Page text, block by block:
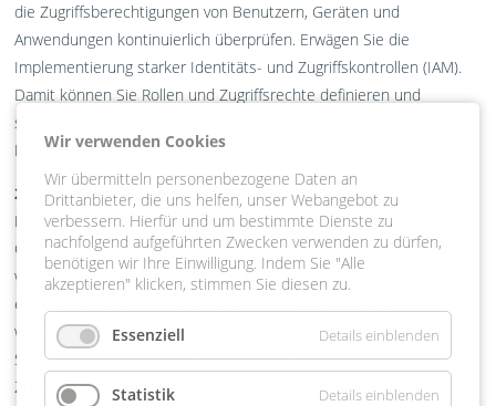
die Zugriffsberechtigungen von Benutzern, Geräten und
Anwendungen kontinuierlich überprüfen. Erwägen Sie die
Implementierung starker Identitäts- und Zugriffskontrollen (IAM).
Damit können Sie Rollen und Zugriffsrechte definieren und
sicherstellen, dass nur die richtigen Benutzer auf die richtigen
Informationen zugreifen können.
2. Zugriff beschränken
Der Missbrauch von privilegiertem Zugriff ist einer der häufigsten
Gründe für Cyberangriffe. Durch die Beschränkung des Zugriffs
wird sichergestellt, dass die Benutzer nur minimalen Zugriff
erhalten, ohne dass ihre täglichen Aktivitäten beeinträchtigt
werden. Im Folgenden finden Sie einige gängige
Sicherheitspraktiken, die Unternehmen zur Beschränkung des
Zugriffs eingeführt haben:
Wir verwenden Cookies
Wir übermitteln personenbezogene Daten an
Drittanbieter, die uns helfen, unser Webangebot zu
verbessern. Hierfür und um bestimmte Dienste zu
nachfolgend aufgeführten Zwecken verwenden zu dürfen,
benötigen wir Ihre Einwilligung. Indem Sie "Alle
akzeptieren" klicken, stimmen Sie diesen zu.
Essenziell Details einblenden
Statistik Details einblenden